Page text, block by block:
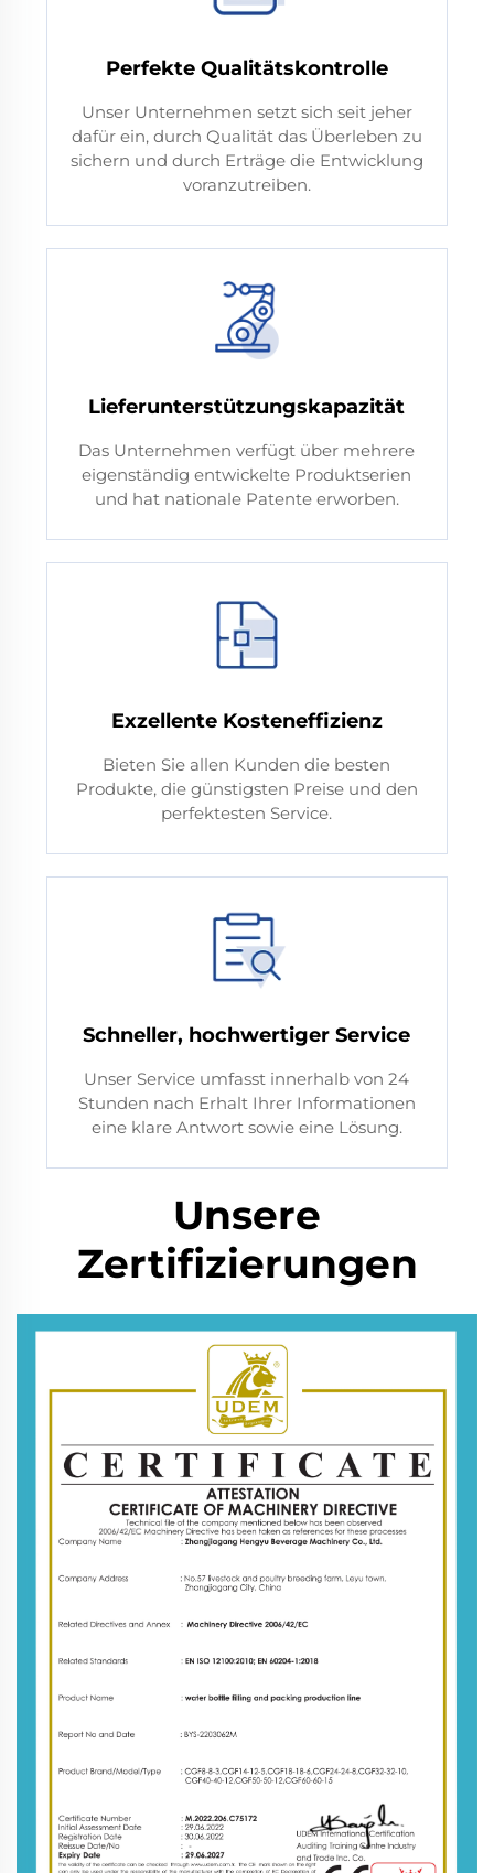
Perfekte Qualitätskontrolle
Unser Unternehmen setzt sich seit jeher
dafür ein, durch Qualität das Überleben zu
sichern und durch Erträge die Entwicklung
voranzutreiben.
Lieferunterstützungskapazität
Das Unternehmen verfügt über mehrere
eigenständig entwickelte Produktserien
und hat nationale Patente erworben.
Exzellente Kosteneffizienz
Bieten Sie allen Kunden die besten
Produkte, die günstigsten Preise und den
perfektesten Service.
Schneller, hochwertiger Service
Unser Service umfasst innerhalb von 24
Stunden nach Erhalt Ihrer Informationen
eine klare Antwort sowie eine Lösung.
Unsere
Zertifizierungen